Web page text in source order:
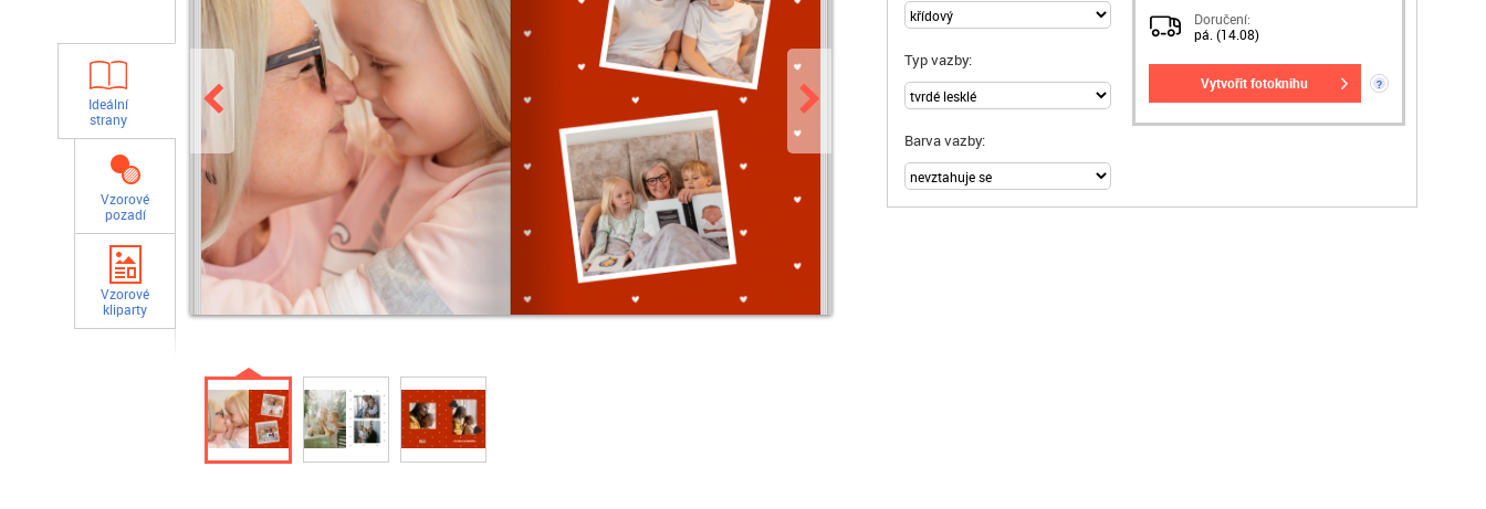
Ideální
strany
Vzorové
pozadí
Vzorové
kliparty
Typ vazby:
Barva vazby:
Doručení:
pá. (14.08)
vytvořit fotoknihu ?